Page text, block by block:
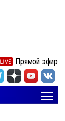
Прямой эфир